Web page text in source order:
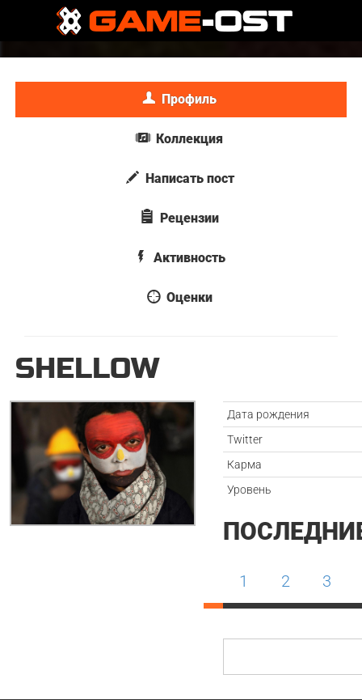
Профиль
Коллекция
Написать пост
Рецензии
Активность
Оценки
SHELLOW
Дата рождения
Twitter
Карма
Уровень
1 2 3